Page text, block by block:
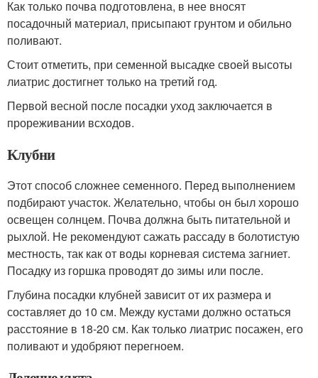
Как только почва подготовлена, в нее вносят
посадочный материал, присыпают грунтом и обильно
поливают.
Стоит отметить, при семенной высадке своей высоты
лиатрис достигнет только на третий год.
Первой весной после посадки уход заключается в
прореживании всходов.
Клубни
Этот способ сложнее семенного. Перед выполнением
подбирают участок. Желательно, чтобы он был хорошо
освещен солнцем. Почва должна быть питательной и
рыхлой. Не рекомендуют сажать рассаду в болотистую
местность, так как от воды корневая система загниет.
Посадку из горшка проводят до зимы или после.
Глубина посадки клубней зависит от их размера и
составляет до 10 см. Между кустами должно остаться
расстояние в 18-20 см. Как только лиатрис посажен, его
поливают и удобряют перегноем.